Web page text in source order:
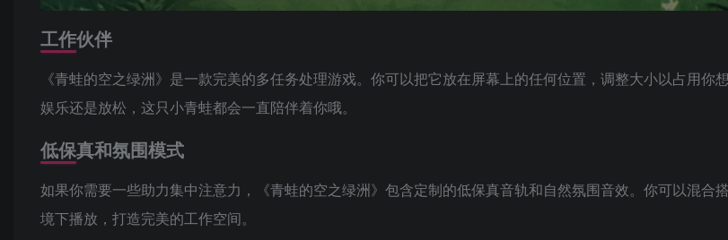
工作伙伴
《青蛙的空之绿洲》是一款完美的多任务处理游戏。你可以把它放在屏幕上的任何位置，调整大小以占用你
娱乐还是放松，这只小青蛙都会一直陪伴着你哦。
低保真和氛围模式
如果你需要一些助力集中注意力，《青蛙的空之绿洲》包含定制的低保真音轨和自然氛围音效。你可以混合
境下播放，打造完美的工作空间。